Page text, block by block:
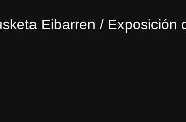
Eibarren / Exposición